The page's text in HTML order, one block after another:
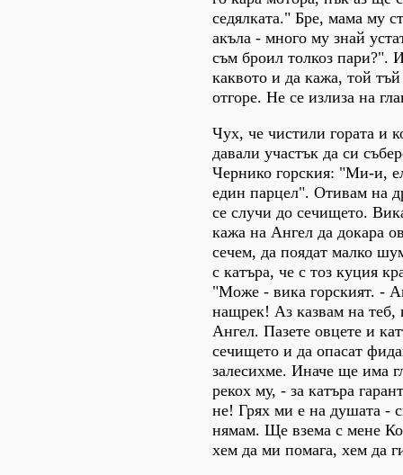
седялката." Бре, мама му
акъла - много му знай
съм броил толкоз пари?".
каквото и да кажа, той
отгоре. Не се излиза на
Чух, че чистили гората и
давали участък да си
Чернико горския: "Ми-и,
един парцел". Отивам на
се случи до сечището.
кажа на Ангел да докара
сечем, да поядат малко
с катъра, че с тоз куция
"Може - вика горският. -
нащрек! Аз казвам на теб,
Ангел. Пазете овцете и
сечището и да опасат
залесихме. Иначе ще има
рекох му, - за катъра
не! Грях ми е на душата -
нямам. Ще взема с мене
хем да ми помага, хем да